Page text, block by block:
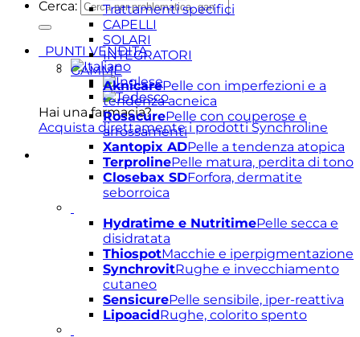
Cerca:
PUNTI VENDITA
Hai una farmacia?
Acquista direttamente i prodotti Synchroline
Trattamenti specifici
CAPELLI
SOLARI
INTEGRATORI
GAMME
AknicarePelle con imperfezioni e a
tendenza acneica
RosacurePelle con couperose e
arrossamenti
Xantopix ADPelle a tendenza atopica
TerprolinePelle matura, perdita di tono
Closebax SDForfora, dermatite
seborroica
Hydratime e NutritimePelle secca e
disidratata
ThiospotMacchie e iperpigmentazione
SynchrovitRughe e invecchiamento
cutaneo
SensicurePelle sensibile, iper-reattiva
LipoacidRughe, colorito spento